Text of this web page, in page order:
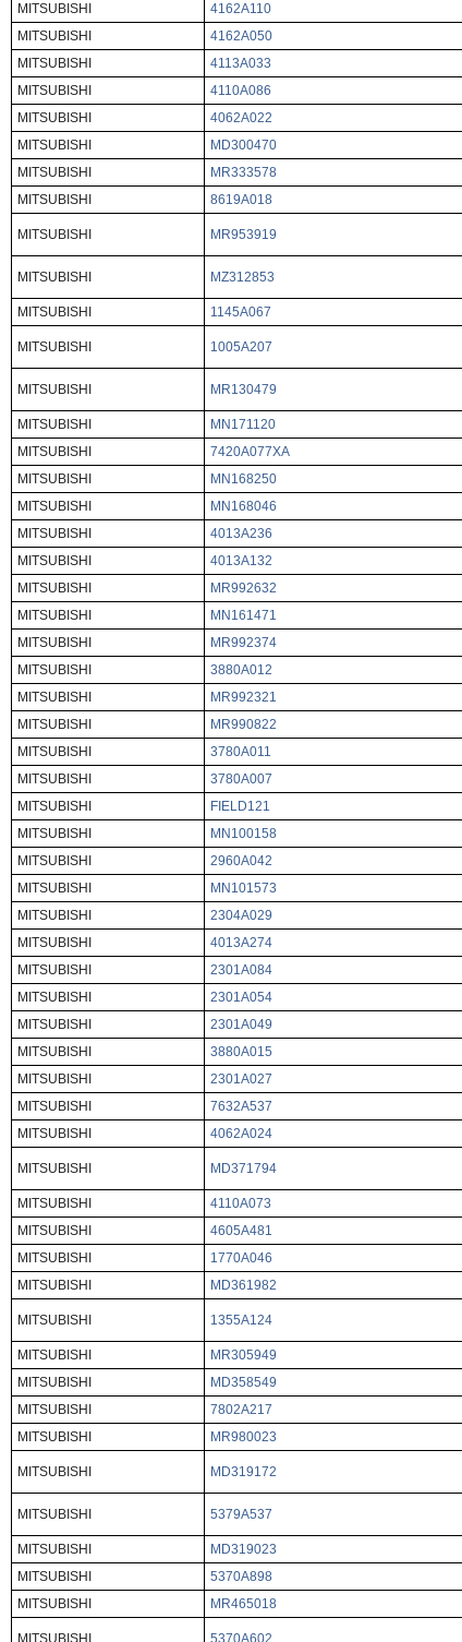
MITSUBISHI
4162A110
MITSUBISHI
4162A050
MITSUBISHI
4113A033
MITSUBISHI
4110A086
MITSUBISHI
4062A022
MITSUBISHI
MD300470
MITSUBISHI
MR333578
MITSUBISHI
8619A018
MITSUBISHI MR953919
MITSUBISHI MZ312853
MITSUBISHI
1145A067
MITSUBISHI 1005A207
MITSUBISHI MR130479
MITSUBISHI
MN171120
MITSUBISHI
7420A077XA
MITSUBISHI
MN168250
MITSUBISHI
MN168046
MITSUBISHI
4013A236
MITSUBISHI
4013A132
MITSUBISHI
MR992632
MITSUBISHI
MN161471
MITSUBISHI
MR992374
MITSUBISHI
3880A012
MITSUBISHI
MR992321
MITSUBISHI
MR990822
MITSUBISHI
3780A011
MITSUBISHI
3780A007
MITSUBISHI
FIELD121
MITSUBISHI
MN100158
MITSUBISHI
2960A042
MITSUBISHI
MN101573
MITSUBISHI
2304A029
MITSUBISHI
4013A274
MITSUBISHI
2301A084
MITSUBISHI
2301A054
MITSUBISHI
2301A049
MITSUBISHI
3880A015
MITSUBISHI
2301A027
MITSUBISHI
7632A537
MITSUBISHI
4062A024
MITSUBISHI MD371794
MITSUBISHI
4110A073
MITSUBISHI
4605A481
MITSUBISHI
1770A046
MITSUBISHI
MD361982
MITSUBISHI 1355A124
MITSUBISHI
MR305949
MITSUBISHI
MD358549
MITSUBISHI
7802A217
MITSUBISHI
MR980023
MITSUBISHI MD319172
MITSUBISHI 5379A537
MITSUBISHI
MD319023
MITSUBISHI
5370A898
MITSUBISHI
MR465018
MITSUBISHI 5370A602